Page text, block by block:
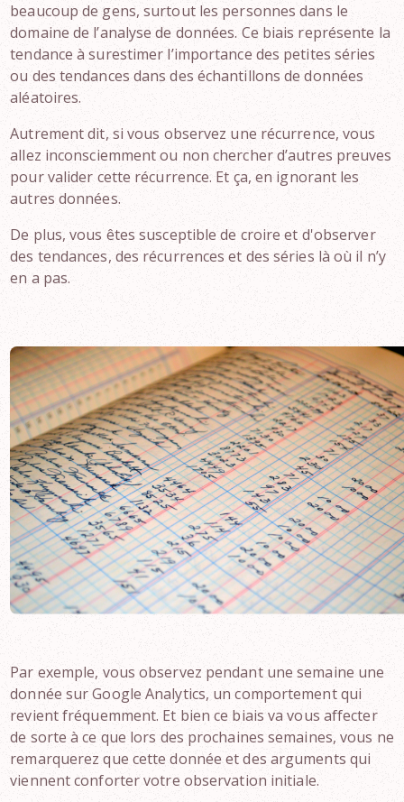
beaucoup de gens, surtout les personnes dans le
domaine de l’analyse de données. Ce biais représente la
tendance à surestimer l’importance des petites séries
ou des tendances dans des échantillons de données
aléatoires.
Autrement dit, si vous observez une récurrence, vous
allez inconsciemment ou non chercher d’autres preuves
pour valider cette récurrence. Et ça, en ignorant les
autres données.
De plus, vous êtes susceptible de croire et d'observer
des tendances, des récurrences et des séries là où il n’y
en a pas.
Par exemple, vous observez pendant une semaine une
donnée sur Google Analytics, un comportement qui
revient fréquemment. Et bien ce biais va vous affecter
de sorte à ce que lors des prochaines semaines, vous ne
remarquerez que cette donnée et des arguments qui
viennent conforter votre observation initiale.